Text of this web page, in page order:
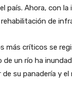
país. Ahora, con la
rehabilitación de
más críticos se
un río ha
de su panadería y